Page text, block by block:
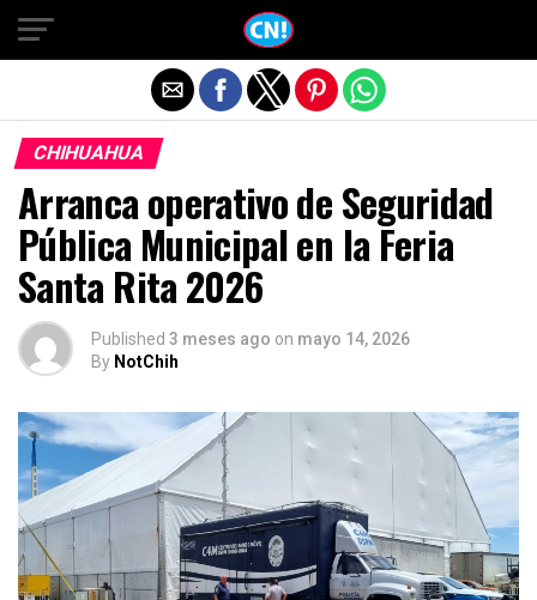
CHIHUAHUA
Arranca operativo de Seguridad
Pública Municipal en la Feria
Santa Rita 2026
Published 3 meses ago on mayo 14, 2026
By NotChih
Salir de la versión móvil